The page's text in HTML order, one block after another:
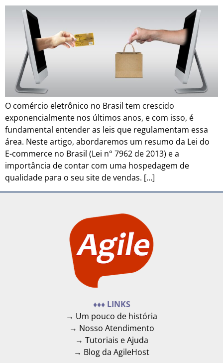
O comércio eletrônico no Brasil tem crescido
exponencialmente nos últimos anos, e com isso, é
fundamental entender as leis que regulamentam essa
área. Neste artigo, abordaremos um resumo da Lei do
E-commerce no Brasil (Lei n° 7962 de 2013) e a
importância de contar com uma hospedagem de
qualidade para o seu site de vendas. […]
♦♦♦ LINKS
→ Um pouco de história
→ Nosso Atendimento
→ Tutoriais e Ajuda
→ Blog da AgileHost